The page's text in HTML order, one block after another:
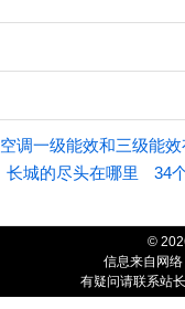
空调一级能效和三级能效
长城的尽头在哪里 34
©
信息来自网
有疑问请联系站